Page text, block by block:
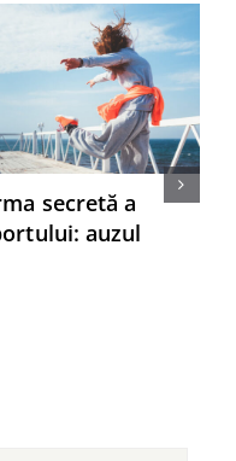
secretă a
auzul